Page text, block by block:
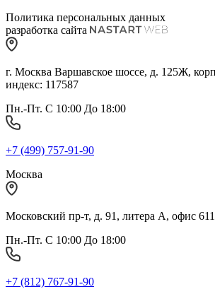
Политика персональных данных
разработка сайта
г. Москва Варшавское шоссе, д. 125Ж,
индекс: 117587
Пн.-Пт. С 10:00 До 18:00
+7 (499) 757-91-90
Москва
Московский пр-т, д. 91, литера А, офис
Пн.-Пт. С 10:00 До 18:00
+7 (812) 767-91-90